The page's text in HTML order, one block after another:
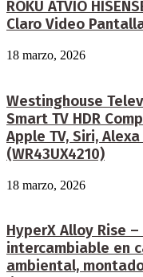
ROKU ATVIO
Claro Video
18 marzo, 2026
Westinghouse
Smart TV HDR
Apple TV, Siri,
(WR43UX4210)
18 marzo, 2026
HyperX Alloy Rise
intercambiable en
ambiental,